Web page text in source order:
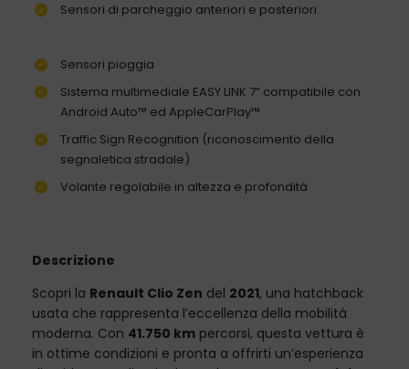
Sensori di parcheggio anteriori e posteriori
Sensori pioggia
Sistema multimediale EASY LINK 7” compatibile con
Android Auto™ ed AppleCarPlay™
Traffic Sign Recognition (riconoscimento della
segnaletica stradale)
Volante regolabile in altezza e profondità
Descrizione
Scopri la Renault Clio Zen del 2021, una hatchback
usata che rappresenta l’eccellenza della mobilità
moderna. Con 41.750 km percorsi, questa vettura è
in ottime condizioni e pronta a offrirti un’esperienza